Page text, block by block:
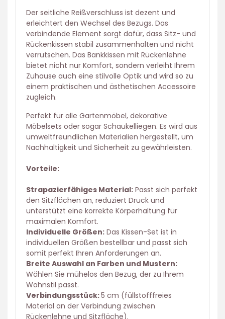
Der seitliche Reißverschluss ist dezent und
erleichtert den Wechsel des Bezugs. Das
verbindende Element sorgt dafür, dass Sitz- und
Rückenkissen stabil zusammenhalten und nicht
verrutschen. Das Bankkissen mit Rückenlehne
bietet nicht nur Komfort, sondern verleiht Ihrem
Zuhause auch eine stilvolle Optik und wird so zu
einem praktischen und ästhetischen Accessoire
zugleich.
Perfekt für alle Gartenmöbel, dekorative
Möbelsets oder sogar Schaukelliegen. Es wird aus
umweltfreundlichen Materialien hergestellt, um
Nachhaltigkeit und Sicherheit zu gewährleisten.
Vorteile:
Strapazierfähiges Material: Passt sich perfekt
den Sitzflächen an, reduziert Druck und
unterstützt eine korrekte Körperhaltung für
maximalen Komfort.
Individuelle Größen: Das Kissen-Set ist in
individuellen Größen bestellbar und passt sich
somit perfekt Ihren Anforderungen an.
Breite Auswahl an Farben und Mustern:
Wählen Sie mühelos den Bezug, der zu Ihrem
Wohnstil passt.
Verbindungsstück:5 cm (füllstofffreies
Material an der Verbindung zwischen
Rückenlehne und Sitzfläche).